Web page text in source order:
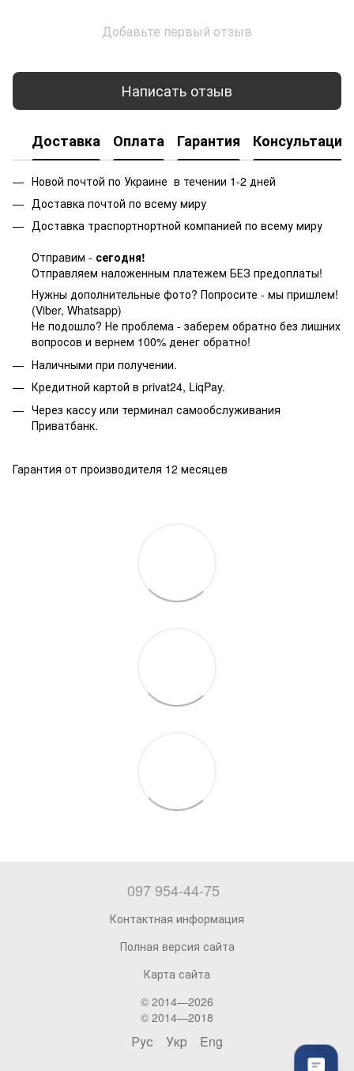
Добавьте первый отзыв
Написать отзыв
Доставка Оплата Гарантия Консультация
Новой почтой по Украине в течении 1-2 дней
Доставка почтой по всему миру
Доставка траспортнортной компанией по всему миру
Отправим - сегодня!
Отправляем наложенным платежем БЕЗ предоплаты!
Нужны дополнительные фото? Попросите - мы пришлем!
(Viber, Whatsapp)
Не подошло? Не проблема - заберем обратно без лишних
вопросов и вернем 100% денег обратно!
Наличными при получении.
Кредитной картой в privat24, LiqPay.
Через кассу или терминал самообслуживания
Приватбанк.
Гарантия от производителя 12 месяцев
097 954-44-75
Контактная информация
Полная версия сайта
Карта сайта
© 2014—2026
© 2014—2018
Рус Укр Eng